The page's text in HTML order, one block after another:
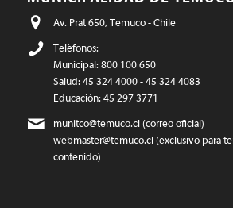
Av. Prat 650, Temuco - Chile
Teléfonos:
Municipal: 800 100 650
Salud: 45 324 4000 - 45 324 4083
Educación: 45 297 3771
munitco@temuco.cl(correo oficial)
webmaster@temuco.cl(exclusivo para
contenido)